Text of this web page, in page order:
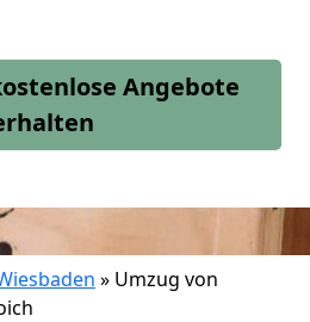
Angebote
» Umzug von